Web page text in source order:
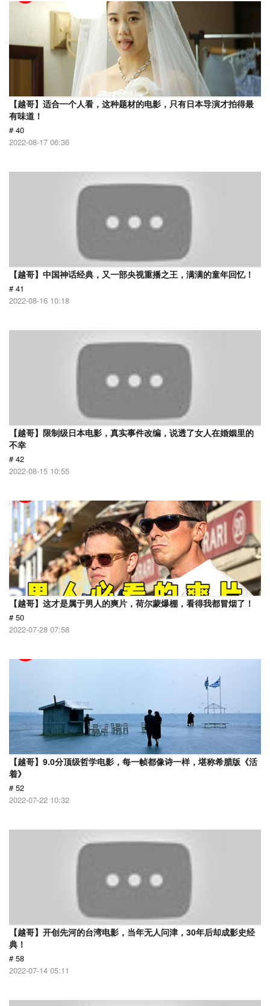
【越哥】适合一个人看，这种题材的电影，只有日本导演才拍得最
有味道！
# 40
2022-08-17 06:36
【越哥】中国神话经典，又一部央视重播之王，满满的童年回忆！
# 41
2022-08-16 10:18
【越哥】限制级日本电影，真实事件改编，说透了女人在婚姻里的
不幸
# 42
2022-08-15 10:55
【越哥】这才是属于男人的爽片，荷尔蒙爆棚，看得我都冒烟了！
# 50
2022-07-28 07:58
【越哥】9.0分顶级哲学电影，每一帧都像诗一样，堪称希腊版《活
着》
# 52
2022-07-22 10:32
【越哥】开创先河的台湾电影，当年无人问津，30年后却成影史经
典！
# 58
2022-07-14 05:11